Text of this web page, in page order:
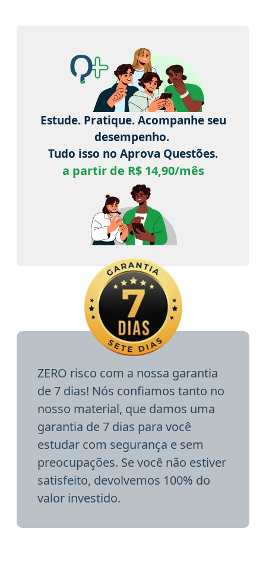
Estude. Pratique. Acompanhe seu
desempenho.
Tudo isso no Aprova Questões.
a partir de R$ 14,90/mês
ZERO risco com a nossa garantia
de 7 dias! Nós confiamos tanto no
nosso material, que damos uma
garantia de 7 dias para você
estudar com segurança e sem
preocupações. Se você não estiver
satisfeito, devolvemos 100% do
valor investido.